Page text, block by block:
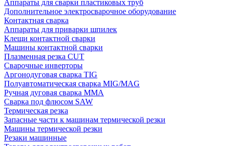
Аппараты для сварки пластиковых труб
Дополнительное электросварочное оборудование
Контактная сварка
Аппараты для приварки шпилек
Клещи контактной сварки
Машины контактной сварки
Плазменная резка CUT
Сварочные инверторы
Аргонодуговая сварка TIG
Полуавтоматическая сварка MIG/MAG
Ручная дуговая сварка MMA
Сварка под флюсом SAW
Термическая резка
Запасные части к машинам термической резки
Машины термической резки
Резаки машинные